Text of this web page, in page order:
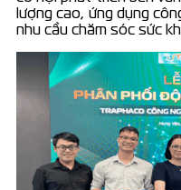
lượng cao, ứng dụng
nhu cầu chăm sóc sức